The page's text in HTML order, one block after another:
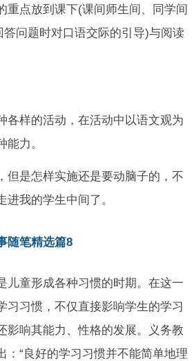
重点放到课下(课间师生间、同学间
问题时对口语交际的引导)与阅读
各样的活动，在活动中以语文观为
力。
但是怎样实施还是要动脑子的，不
我的学生中间了。
随笔精选篇8
儿童形成各种习惯的时期。在这一
习习惯，不仅直接影响学生的学习
影响其能力、性格的发展。义务教
：“良好的学习习惯并不能简单地理